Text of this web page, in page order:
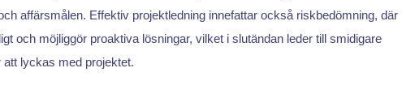
affärsmålen. Effektiv projektledning innefattar också riskbedömning, där
och möjliggör proaktiva lösningar, vilket i slutändan leder till smidigare
lyckas med projektet.